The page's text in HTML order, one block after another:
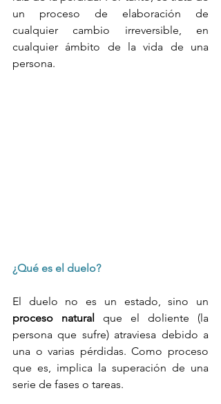
un proceso de elaboración de
cualquier cambio irreversible, en
cualquier ámbito de la vida de una
persona.
¿Qué es el duelo?
proceso natural que el doliente (la
persona que sufre) atraviesa debido a
una o varias pérdidas. Como proceso
que es, implica la superación de una
serie de fases o tareas.